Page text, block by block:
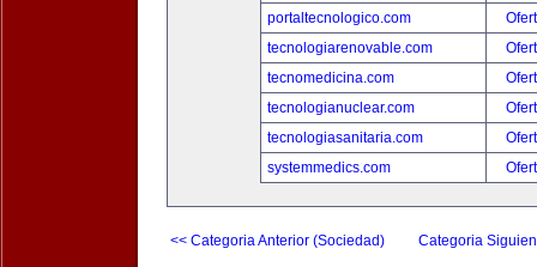
portaltecnologico.com
tecnologiarenovable.com
tecnomedicina.com
tecnologianuclear.com
tecnologiasanitaria.com
systemmedics.com
<< Categoria Anterior (Sociedad) Categoria